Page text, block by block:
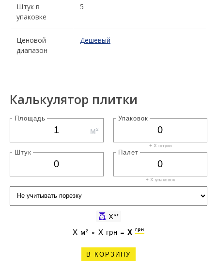
Штук в
упаковке
5
Ценовой
диапазон
Дешевый
Калькулятор плитки
Площадь
м²
Упаковок
+ X штуки
Штук Палет
+ X упаковок
Xкг
X м² × X грн = X грн
В КОРЗИНУ